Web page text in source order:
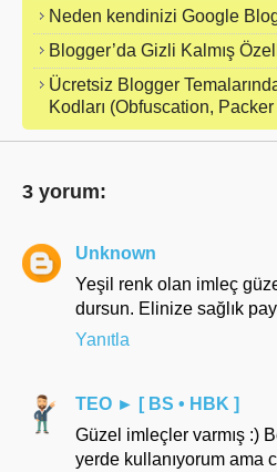
Neden kendinizi Google
Blogger’da Gizli Kalmış
Ücretsiz Blogger
Kodları (Obfuscation,
3 yorum:
Unknown
Yeşil renk olan imleç
dursun. Elinize sağlık
Yanıtla
TEO ► [ BS • HBK ]
Güzel imleçler varmış :)
yerde kullanıyorum ama